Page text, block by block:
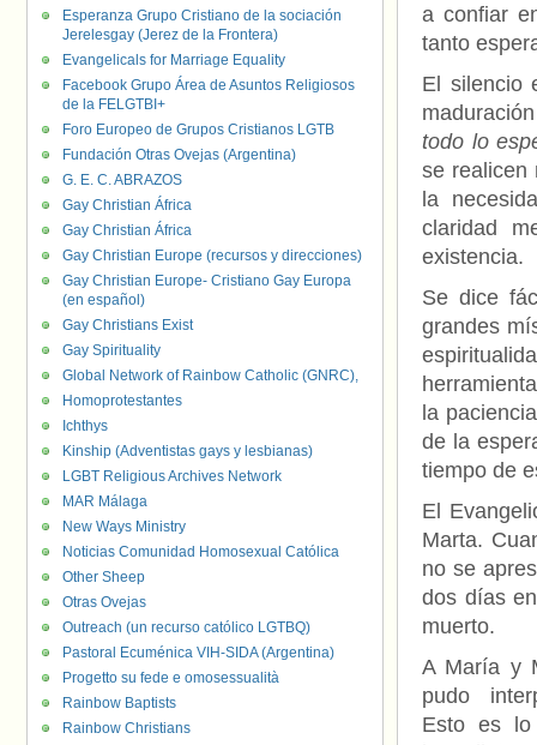
a confiar
tanto
El silencio
todo lo
se realicen
la
claridad
existencia.
Se dice
grandes
la
de la
tiempo de
El
Marta.
no se
dos días
muerto.
A María y
pudo
Esto es lo
Esperanza Grupo Cristiano de la sociación
Jerelesgay (Jerez de la Frontera)
Evangelicals for Marriage Equality
Facebook Grupo Área de Asuntos Religiosos
de la FELGTBI+
Foro Europeo de Grupos Cristianos LGTB
Fundación Otras Ovejas (Argentina)
G. E. C. ABRAZOS
Gay Christian África
Gay Christian África
Gay Christian Europe (recursos y direcciones)
Gay Christian Europe- Cristiano Gay Europa
(en español)
Gay Christians Exist
Gay Spirituality
Global Network of Rainbow Catholic (GNRC),
Homoprotestantes
Ichthys
Kinship (Adventistas gays y lesbianas)
LGBT Religious Archives Network
MAR Málaga
New Ways Ministry
Noticias Comunidad Homosexual Católica
Other Sheep
Otras Ovejas
Outreach (un recurso católico LGTBQ)
Pastoral Ecuménica VIH-SIDA (Argentina)
Progetto su fede e omosessualità
Rainbow Baptists
Rainbow Christians